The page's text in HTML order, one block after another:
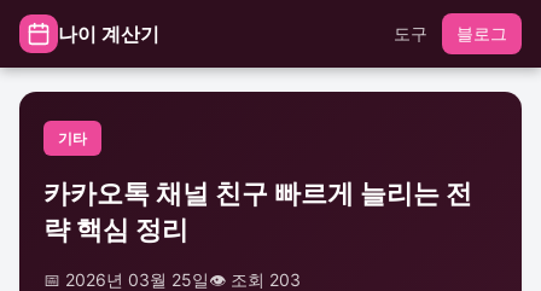
나이 계산기 도구 블로그
기타
카카오톡 채널 친구 빠르게 늘리는 전
략 핵심 정리
📅 2026년 03월 25일👁️ 조회 203